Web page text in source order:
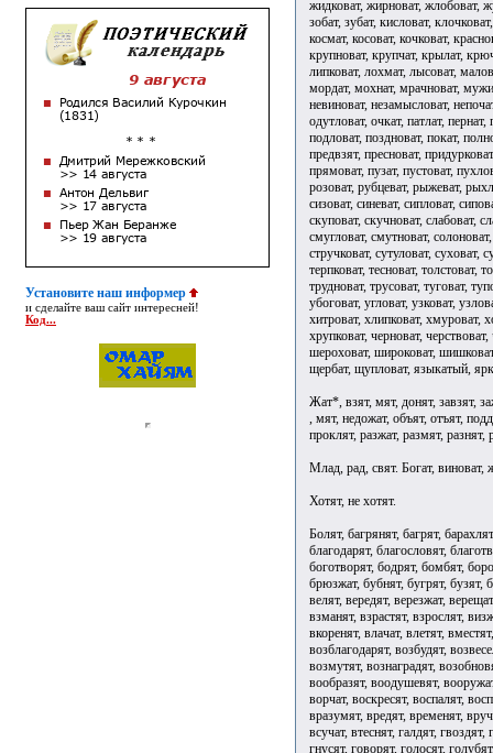
Установите наш информер
и сделайте ваш сайт интересней!
Код...
жидковат, жирноват, жлобоват,
зобат, зубат, кисловат,
космат, косоват, кочковат,
крупноват, крупчат, крылат,
липковат, лохмат, лысоват,
мордат, мохнат, мрачноват,
невиноват, незамысловат,
одутловат, очкат, патлат,
подловат, поздноват, покат,
предвзят, пресноват,
прямоват, пузат, пустоват,
розоват, рубцеват, рыжеват,
сизоват, синеват, сипловат,
скуповат, скучноват, слабоват,
смугловат, смутноват,
стручковат, сутуловат, суховат,
терпковат, тесноват, толстоват,
трудноват, трусоват, туговат,
убоговат, угловат, узковат,
хитроват, хлипковат, хмуроват,
хрупковат, черноват,
шероховат, широковат,
щербат, щупловат, языкатый,
Жат*, взят, мят, донят, завзят,
, мят, недожат, объят, отъят,
проклят, разжат, размят, разнят,
Млад, рад, свят. Богат, виноват,
Хотят, не хотят.
Болят, багрянят, багрят, барахлят, басят, бдят, белят, бередят, благоволят, благодарят, благословят, благотворят, блажат, бледнят, блестят, блудят, боготворят, бодрят, бомбят, бороздят, боронят, бранят, бременят, бренчат, брюзжат, бубнят, бугрят, бузят, бурлят, бурчат, бурят, бутят, ввинтят, вдолбят, велят, вередят, верезжат, верещат, вершат, веселят, взбодрят, взгромоздят, взлетят, взманят, взрастят, взрослят, визжат, винтят, винят, висят, вклинят, включат, вкоренят, влачат, влетят, вместят, внедрят, внушат, водворят, водрузят, возблагодарят, возбудят, возвеселят, возвестят, возвратят, воззрят, возместят, возмутят, вознаградят, возобновят, возомнят, возразят, возродят, вомчат, вонзят, вообразят, воодушевят, вооружат, воплотят, вопят, ворожат, ворошат, ворсят, ворчат, воскресят, воспалят, воспарят, воспламенят, воссоединят, восхитят, вразумят, вредят, временят, вручат, вскипятят, вскружат, всполошат, вспылят, всучат, втеснят, галдят, гвоздят, гласят, глупят, глушат, глядят, гневят, гноят, гнусят, говорят, голосят, голубят, гомонят, городят, горчат, горят, горячат, гостят, гранят, графят, гремят, грешат, грозят, громоздят, громят, грубят, грустят, грязнят, гудят, густят, двоят, дерзят, дешевят, дивят, длят, доглядят, долбят, долетят, дорожат, досадят(досада), досидят, доят, дребезжат, дрожат, дудят, дурят, дымят, егозят, едят, ерошат, ерундят, ершат, животворят, живят, жужжат, журчат, журят, забранят, забурлят, заверещат, завершат, завизжат, завопят, заворожат, заворчат, загалдят, заговорят, загомонят, загородят, загорят, заградят, загремят, загромоздят, загрустят, задурят, задымят, заживят, зажужжат, зажурчат, зажурят, зазвенят, зазвонят, зазвучат, заземлят, зазубрят, закабалят, закадрят, закалят, заклеймят, заключат, закоптят, закосят, закрепостят, закричат, закружат, закутят, залетят, залоснят, залучат, заманят, замельтешат, заместят, замолчат, заморят, замутят, запищат, заполонят, запорошат, запретят, запрудят, запылят, запыхтят, заразят, зарастят, зародят, зарычат, зарябят, засвистят, засидят, заскулят, засластят, заслонят, засолят, засорят, заспят, засрамят, застолбят, застучат, застыдят, затаят, затворят, затемнят, затеснят, затмят, затомят, заторчат(сленг), заточат(заточение), затрубят, затруднят, заурчат, захандрят, захламят, захрапят, захрипят, зачадят, зачастят, зачехлят, зашалят, зашипят, зашумят, зашуршат, защемят, защитят, заюлят, звенят, звонят, звучат, зеленят, злоупотребят, злят, знобят, золотят, зрят, зубрят, зудят, зуммерят, избороздят, известят, извратят, изнурят, изобличат, изобразят, изощрят, изрешетят, изумят, изъязвят, изъяснят, исказят, исключат, исколесят, искоренят, искрят, искусят, испарят, испепелят, испещрят, истомят, истощат, истребят, кадят, казнят, каймят, калят, кипят, кипятят, кислят, кишат, клеймят, клубят, когтят, колесят, копнят, копошат, коптят, корпят, корят, костят, кренят, кричат, кровоточат, кропят, кроят, круглят, крушат, кряхтят, кутят, лебезят, леденят, лежат, летят, лицезрят, лишат, ловчат, лучат, льстят, манят, мастерят, матерят, мельтешат, мельчат, мертвят, мнят, молодят, молчат, моросят, морят, мостят, мстят, мудрят, мурчат, мутят, мчат, мычат, навестят, наводнят, наворожат, навострят, навредят, наглупят, наговорят, нагородят, наградят, нагрешат, нагромоздят, нагрубят, надерзят, надивят, надоедят, надурят, надымят, наживят, назвонят, накалят, наклонят, накоптят, накренят, накричат, належат, налетят, намастят, наморят, намудрят, намутят, наплодят, наплотят, напоят, напылят, нарастят, народят, нарядят, насвистят, насидят, насладят, наслоят, насмешат, насолят, насорят, насочинят, наспят, настоят, настропалят, настрочат, настучат, насулят, натворят, наторят, нахамят, нахохлят, начадят, начудят, нашалят, нашалят, нашумят, недоспят, норовят, нудят, обагрят, обвинят, обводнят, обворожат, обгорят, обдурят, обзвонят, облачат, облегчат, облетят, обличат, облокотят, облучат, обмелят, обнажат, обновят, обобщат, обобществят, обогатят, обоготворят, ободрят, обожествят, обозлят, обольстят, оборонят, оборотят, обострят, обратят, обручат, обсеменят, обсидят, обстоят, обстучат, обузят, обхитрят, объединят, объяснят, огласят, оглупят, оглядят, оговорят, оголят, огорчат, оградят, огранят, огрубят, одолжат, одухотворят, одушевят, ожеребят, оживотворят, оживят, озарят, оздоровят, озеленят, озлят, ознобят, озолотят, околесят, окорят, окрестят, окропят, окружат, окрылят, окучат,